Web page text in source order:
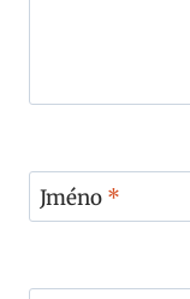
Jméno *